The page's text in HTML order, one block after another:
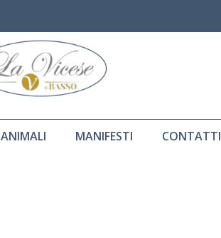
ANIMALI MANIFESTI CONTATTI